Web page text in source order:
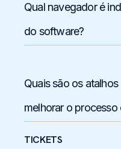
Qual navegador é
do software?
Quais são os
melhorar o
TICKETS